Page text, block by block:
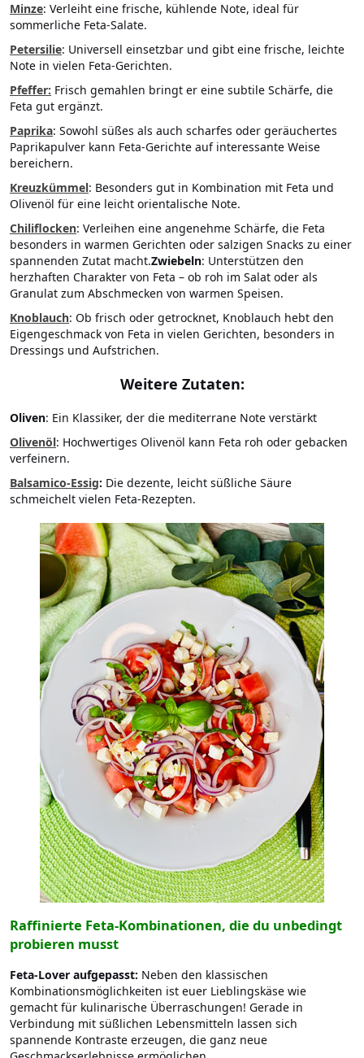
Minze: Verleiht eine frische, kühlende Note, ideal für
sommerliche Feta-Salate.
Petersilie: Universell einsetzbar und gibt eine frische, leichte
Note in vielen Feta-Gerichten.
Pfeffer: Frisch gemahlen bringt er eine subtile Schärfe, die
Feta gut ergänzt.
Paprika: Sowohl süßes als auch scharfes oder geräuchertes
Paprikapulver kann Feta-Gerichte auf interessante Weise
bereichern.
Kreuzkümmel: Besonders gut in Kombination mit Feta und
Olivenöl für eine leicht orientalische Note.
Chiliflocken: Verleihen eine angenehme Schärfe, die Feta
besonders in warmen Gerichten oder salzigen Snacks zu einer
spannenden Zutat macht.Zwiebeln: Unterstützen den
herzhaften Charakter von Feta – ob roh im Salat oder als
Granulat zum Abschmecken von warmen Speisen.
Knoblauch: Ob frisch oder getrocknet, Knoblauch hebt den
Eigengeschmack von Feta in vielen Gerichten, besonders in
Dressings und Aufstrichen.
Weitere Zutaten:
Oliven: Ein Klassiker, der die mediterrane Note verstärkt
Olivenöl: Hochwertiges Olivenöl kann Feta roh oder gebacken
verfeinern.
Balsamico-Essig: Die dezente, leicht süßliche Säure
schmeichelt vielen Feta-Rezepten.
Raffinierte Feta-Kombinationen, die du unbedingt
probieren musst
Feta-Lover aufgepasst: Neben den klassischen
Kombinationsmöglichkeiten ist euer Lieblingskäse wie
gemacht für kulinarische Überraschungen! Gerade in
Verbindung mit süßlichen Lebensmitteln lassen sich
spannende Kontraste erzeugen, die ganz neue